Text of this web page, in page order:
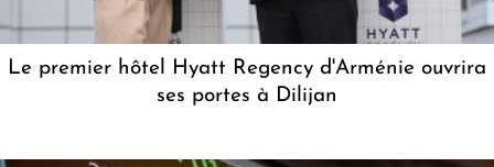
Le premier hôtel Hyatt Regency d'Arménie ouvrira
ses portes à Dilijan